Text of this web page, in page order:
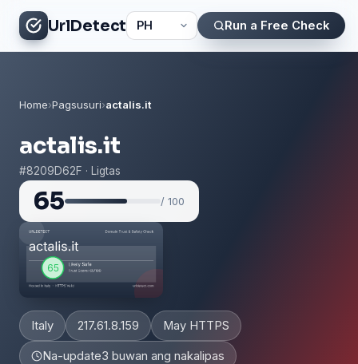
UrlDetect Run a Free Check
Home›Pagsusuri›actalis.it
actalis.it
#8209D62F · Ligtas
65 / 100
Italy 217.61.8.159 May HTTPS
Na-update3 buwan ang nakalipas